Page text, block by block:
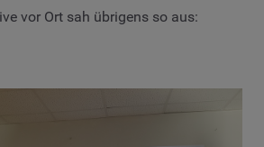
vor Ort sah übrigens so aus: